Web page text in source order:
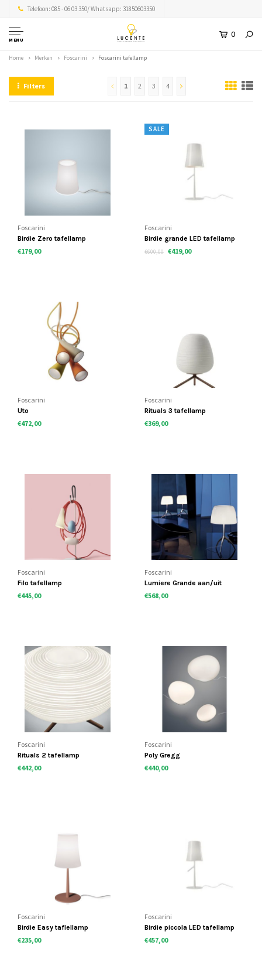
Telefoon: 085 - 06 03 350/ Whatsapp: 31850603350
MENU
0
Home Merken Foscarini Foscarini tafellamp
Filters 1 2 3 4
Foscarini
Birdie Zero tafellamp
€179,00
SALE
Foscarini
Birdie grande LED tafellamp
€600,00 €419,00
Foscarini
Uto
€472,00
Foscarini
Rituals 3 tafellamp
€369,00
Foscarini
Filo tafellamp
€445,00
Foscarini
Lumiere Grande aan/uit
€568,00
Foscarini
Rituals 2 tafellamp
€442,00
Foscarini
Poly Gregg
€440,00
Foscarini
Birdie Easy taflellamp
€235,00
Foscarini
Birdie piccola LED tafellamp
€457,00